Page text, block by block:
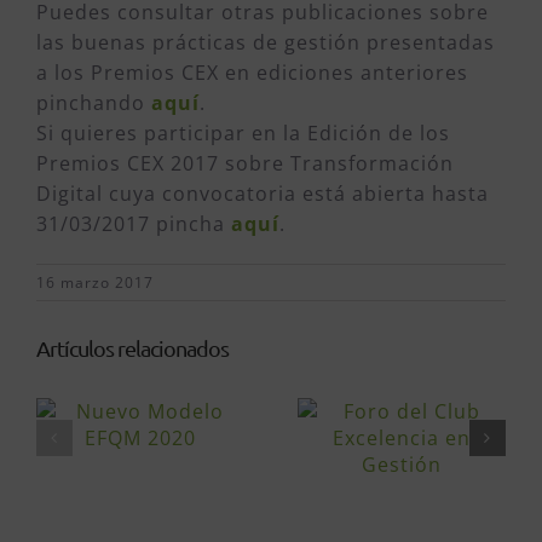
Puedes consultar otras publicaciones sobre
las buenas prácticas de gestión presentadas
a los Premios CEX en ediciones anteriores
pinchando aquí.
Si quieres participar en la Edición de los
Premios CEX 2017 sobre Transformación
Digital cuya convocatoria está abierta hasta
31/03/2017 pincha aquí.
16 marzo 2017
Artículos relacionados